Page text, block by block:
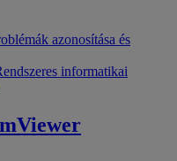
azonosítása és
informatikai